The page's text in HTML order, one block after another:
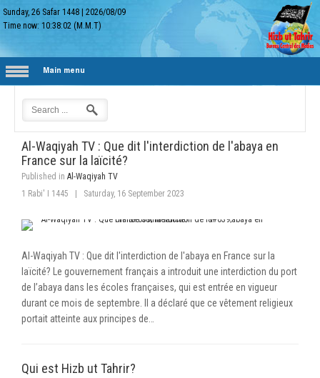
Sunday, 26 Safar 1448 |2026/08/09
Time now:10:38:03 (M.M.T)
Main menu
Al-Waqiyah TV : Que dit l'interdiction de l'abaya en
France sur la laïcité?
Published in Al-Waqiyah TV
1 Rabi' I 1445
Saturday, 16 September 2023
Al-Waqiyah TV : Que dit l'interdiction de l'abaya en France sur la
laïcité? Le gouvernement français a introduit une interdiction du port
de l’abaya dans les écoles françaises, qui est entrée en vigueur
durant ce mois de septembre. Il a déclaré que ce vêtement religieux
portait atteinte aux principes de…
Qui est Hizb ut Tahrir?